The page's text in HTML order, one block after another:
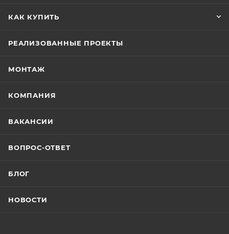
КАК КУПИТЬ
РЕАЛИЗОВАННЫЕ ПРОЕКТЫ
МОНТАЖ
КОМПАНИЯ
ВАКАНСИИ
ВОПРОС-ОТВЕТ
БЛОГ
НОВОСТИ